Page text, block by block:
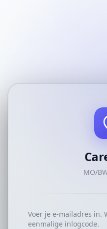
MO/
Voer je e-mailadres in.
eenmalige inlogcode.